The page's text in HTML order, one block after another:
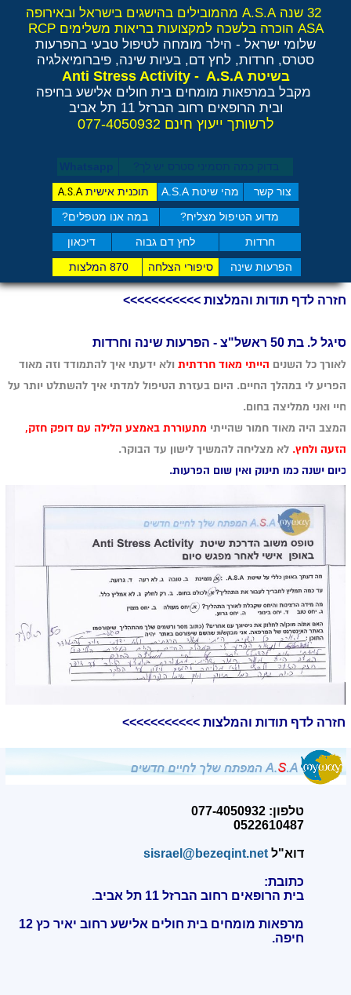
צור קשר מהי שיטת A.S.A תוכנית אישיתA.S.A
חרדות לחץ דם גבוה דיכאון
מדוע הטיפול מצליח? במה אנו מטפלים?
הפרעות שינה סיפורי הצלחה 870 המלצות
32 שנה A.S.A מהמובילים בהישגים בישראל ובאירופה
ASA הוכרה בלשכה למקצועות בריאות משלימים RCP
שלומי ישראל - הילר מומחה לטיפול טבעי בהפרעות
סטרס, חרדות, לחץ דם, בעיות שינה, פיברומיאלגיה
בשיטת Anti Stress Activity - A.S.A
מקבל במרפאות מומחים בית חולים אלישע בחיפה
ובית הרופאים רחוב הברזל 11 תל אביב
לרשותך ייעוץ חינם 077-4050932
סיגל ל. בת 50 ראשל"צ - הפרעות שינה וחרדות
לאורך כל השנים הייתי מאוד חרדתית ולא ידעתי איך להתמודד וזה מאוד
הפריע לי במהלך החיים. היום בעזרת הטיפול למדתי איך להשתלט יותר על
חיי ואני ממליצה בחום.
המצב היה מאוד חמור שהייתי מתעוררת באמצע הלילה עם דופק חזק,
הזעה ולחץ.לא מצליחה להמשיך לישון עד הבוקר.
כיום ישנה כמו תינוק ואין שום הפרעות.
חזרה לדף תודות והמלצות >>>>>>>>>>>
חזרה לדף תודות והמלצות >>>>>>>>>>>
טלפון: 077-4050932
0522610487
דוא"לsisrael@bezeqint.net
כתובת:
בית הרופאים רחוב הברזל 11 תל אביב.
מרפאות מומחים בית חולים אלישע רחוב יאיר כץ 12
חיפה.